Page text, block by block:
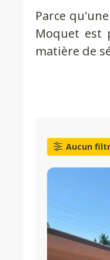
Parce
Moquet est
matière de
Aucun